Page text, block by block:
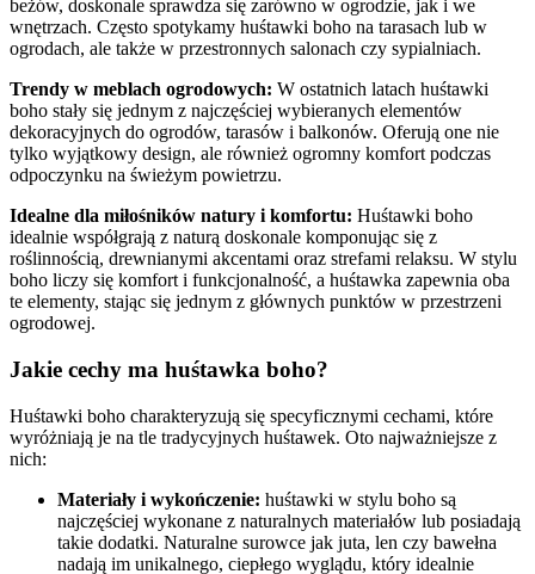
beżów, doskonale sprawdza się zarówno w ogrodzie, jak i we
wnętrzach. Często spotykamy huśtawki boho na tarasach lub w
ogrodach, ale także w przestronnych salonach czy sypialniach.
Trendy w meblach ogrodowych: W ostatnich latach huśtawki
boho stały się jednym z najczęściej wybieranych elementów
dekoracyjnych do ogrodów, tarasów i balkonów. Oferują one nie
tylko wyjątkowy design, ale również ogromny komfort podczas
odpoczynku na świeżym powietrzu.
Idealne dla miłośników natury i komfortu: Huśtawki boho
idealnie współgrają z naturą doskonale komponując się z
roślinnością, drewnianymi akcentami oraz strefami relaksu. W stylu
boho liczy się komfort i funkcjonalność, a huśtawka zapewnia oba
te elementy, stając się jednym z głównych punktów w przestrzeni
ogrodowej.
Jakie cechy ma huśtawka boho?
Huśtawki boho charakteryzują się specyficznymi cechami, które
wyróżniają je na tle tradycyjnych huśtawek. Oto najważniejsze z
nich:
Materiały i wykończenie: huśtawki w stylu boho są
najczęściej wykonane z naturalnych materiałów lub posiadają
takie dodatki. Naturalne surowce jak juta, len czy bawełna
nadają im unikalnego, ciepłego wyglądu, który idealnie